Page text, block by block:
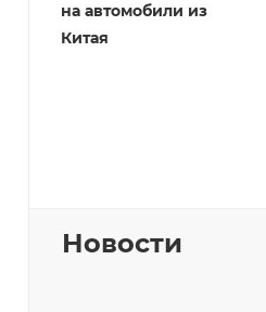
на автомобили из
Китая
Новости